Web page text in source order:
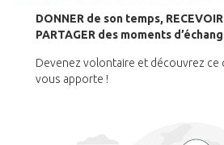
DONNER de son temps,
PARTAGER des moments
Devenez volontaire et découvrez ce
vous apporte !